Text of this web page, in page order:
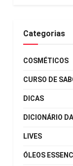
Categorias
COSMÉTICOS
CURSO DE
DICAS
DICIONÁRIO
LIVES
ÓLEOS